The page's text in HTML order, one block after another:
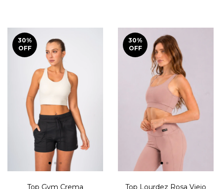
30%
OFF
Top Gym Crema
30%
OFF
Top Lourdez Rosa Viejo